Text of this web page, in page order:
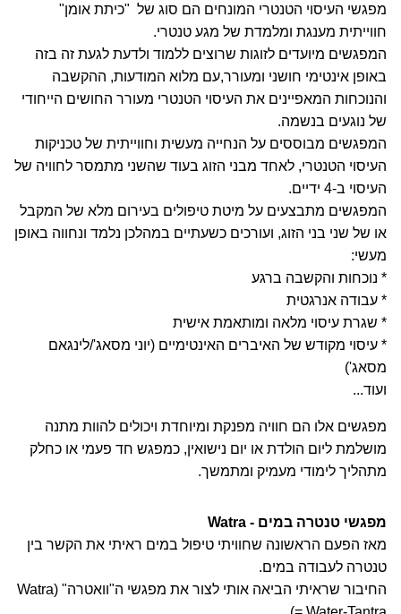
מפגשי העיסוי הטנטרי המונחים הם סוג של "כיתת אומן"
חווייתית מענגת ומלמדת של מגע טנטרי.
המפגשים מיועדים לזוגות שרוצים ללמוד ולדעת לגעת זה בזה
באופן אינטימי חושני ומעורר,עם מלוא המודעות, ההקשבה
והנוכחות המאפיינים את העיסוי הטנטרי מעורר החושים הייחודי
של נוגעים בנשמה.
המפגשים מבוססים על הנחייה מעשית וחווייתית של טכניקות
העיסוי הטנטרי, לאחד מבני הזוג בעוד שהשני מתמסר לחוויה של
העיסוי ב-4 ידיים.
המפגשים מתבצעים על מיטת טיפולים בעירום מלא של המקבל
או של שני בני הזוג, ועורכים כשעתיים במהלכן נלמד ונחווה באופן
מעשי:
* נוכחות והקשבה ברגע
* עבודה אנרגטית
* שגרת עיסוי מלאה ומותאמת אישית
* עיסוי מקודש של האיברים האינטימיים (יוני מסאג'/לינגאם
מסאג')
ועוד...
מפגשים אלו הם חוויה מפנקת ומיוחדת ויכולים להוות מתנה
מושלמת ליום הולדת או יום נישואין, כמפגש חד פעמי או כחלק
מתהליך לימודי מעמיק ומתמשך.
מפגשי טנטרה במים - Watra
מאז הפעם הראשונה שחוויתי טיפול במים ראיתי את הקשר בין
טנטרה לעבודה במים.
החיבור שראיתי הביאה אותי לצור את מפגשי ה"וואטרה" (Watra